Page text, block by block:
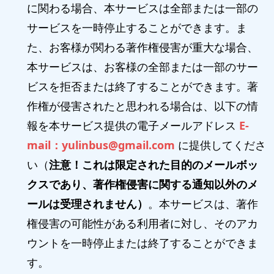
に関わる場合、本サービスは全部または一部の
サービスを一時停止することができます。ま
た、お客様が関わる著作権侵害が重大な場合、
本サービスは、お客様の全部または一部のサー
ビスを拒否または終了することができます。著
作権が侵害されたと思われる場合は、以下の情
報を本サービス提供の電子メールアドレス E-
mail：yulinbus@gmail.com に提供してくださ
い（注意！これは限定された目的のメールボッ
クスであり、著作権侵害に関する通知以外のメ
ールは受理されません） 。本サービスは、著作
権侵害の可能性がある利用者に対し、そのアカ
ウントを一時停止または終了することができま
す。